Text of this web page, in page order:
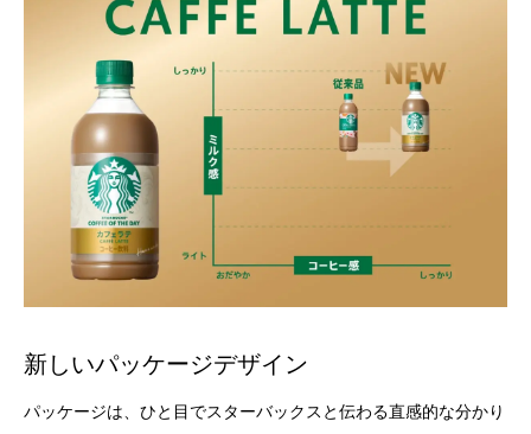
新しいパッケージデザイン
パッケージは、ひと目でスターバックスと伝わる直感的な分かり